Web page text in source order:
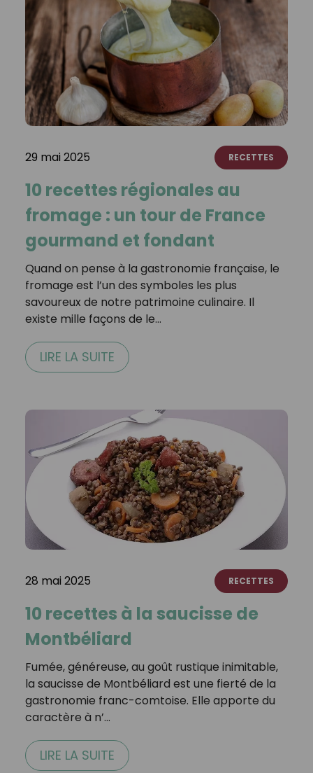
29 mai 2025 RECETTES
10 recettes régionales au
fromage : un tour de France
gourmand et fondant
Quand on pense à la gastronomie française, le
fromage est l’un des symboles les plus
savoureux de notre patrimoine culinaire. Il
existe mille façons de le…
LIRE LA SUITE
28 mai 2025 RECETTES
10 recettes à la saucisse de
Montbéliard
Fumée, généreuse, au goût rustique inimitable,
la saucisse de Montbéliard est une fierté de la
gastronomie franc-comtoise. Elle apporte du
caractère à n’…
LIRE LA SUITE